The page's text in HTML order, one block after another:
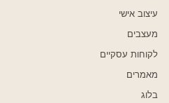
עיצוב אישי
מעצבים
לקוחות עסקיים
מאמרים
בלוג